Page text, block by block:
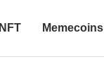
NFT Memecoins